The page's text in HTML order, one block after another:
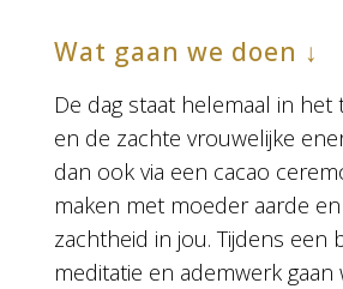
Wat gaan we doen ↓
De dag staat helemaal in het
en de zachte vrouwelijke
dan ook via een cacao
maken met moeder aarde
zachtheid in jou. Tijdens een
meditatie en ademwerk